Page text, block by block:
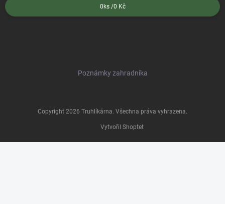
0 ks /0 Kč
Poznámky zahradníka
Vytvořil Shoptet
Copyright 2026 Truhlíkárna. Všechna práva vyhrazena.